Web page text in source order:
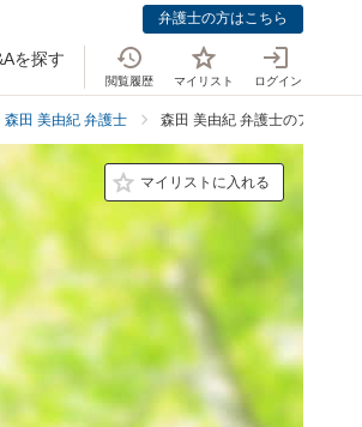
弁護士の方はこちら
を探す
閲覧履歴 マイリスト ログイン
森田 美由紀 弁護士 森田 美由紀 弁護士のアクセス
マイリストに入れる